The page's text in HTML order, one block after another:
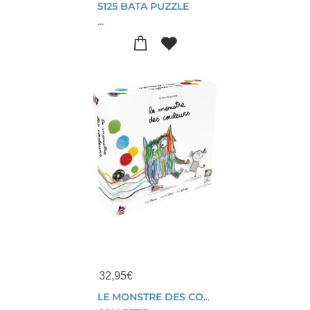
5125 BATA PUZZLE
...
32,95€
LE MONSTRE DES COULEURS